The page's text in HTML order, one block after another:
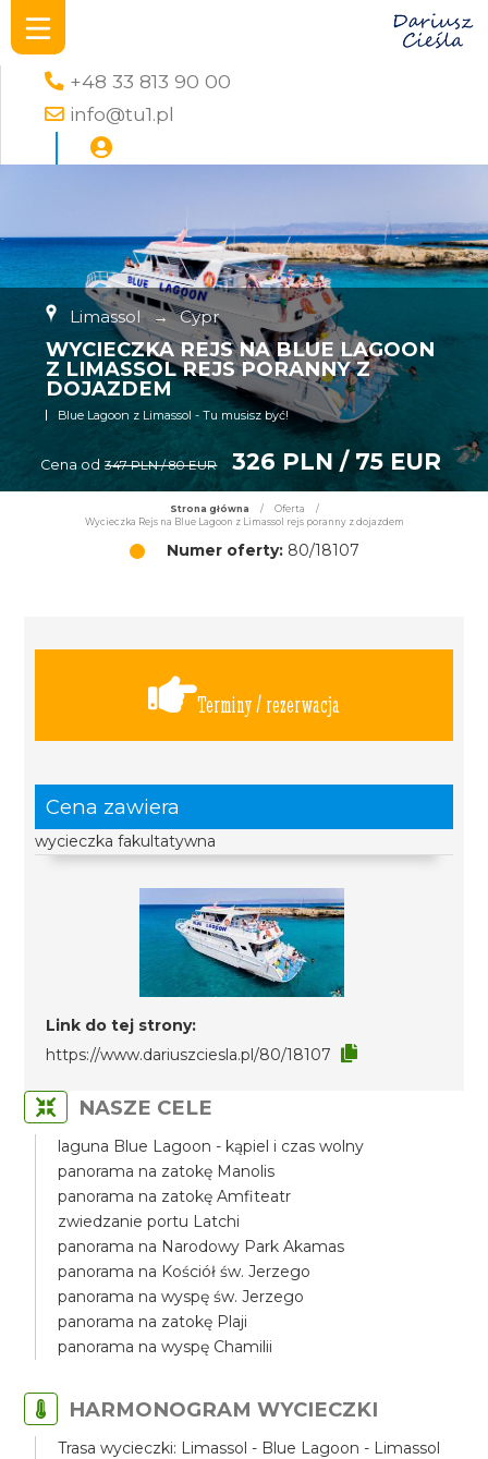
+48 33 813 90 00
info@tu1.pl
Limassol → Cypr
WYCIECZKA REJS NA BLUE LAGOON
Z LIMASSOL REJS PORANNY Z
DOJAZDEM
Blue Lagoon z Limassol - Tu musisz być!
Cena od 347 PLN / 80 EUR 326 PLN / 75 EUR
Strona główna / Oferta
/
Wycieczka Rejs na Blue Lagoon z Limassol rejs poranny z dojazdem
Numer oferty:80/18107
Terminy / rezerwacja
Cena zawiera
wycieczka fakultatywna
Link do tej strony:
https://www.dariuszciesla.pl/80/18107
NASZE CELE
laguna Blue Lagoon - kąpiel i czas wolny
panorama na zatokę Manolis
panorama na zatokę Amfiteatr
zwiedzanie portu Latchi
panorama na Narodowy Park Akamas
panorama na Kościół św. Jerzego
panorama na wyspę św. Jerzego
panorama na zatokę Plaji
panorama na wyspę Chamilii
HARMONOGRAM WYCIECZKI
Trasa wycieczki: Limassol - Blue Lagoon - Limassol